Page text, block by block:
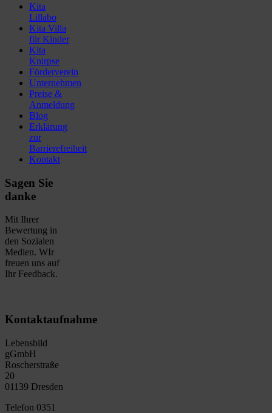
Kita
Lillabo
Kita Villa
für Kinder
Kita
Knirpse
Förderverein
Unternehmen
Preise &
Anmeldung
Blog
Erklärung
zur
Barrierefreiheit
Kontakt
Sagen Sie
danke
Mit Ihrer
Bewertung in
den Sozialen
Medien. WIr
freuen uns auf
Ihr Feedback.
Kontaktaufnahme
Lebensbild
gGmbH
Roscherstraße
20
01139 Dresden
Telefon 0351